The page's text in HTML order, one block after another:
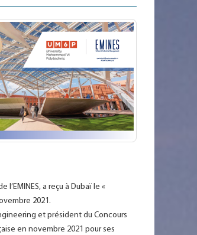
a reçu à Dubaï le «
2021.
et président du Concours
en novembre 2021 pour ses